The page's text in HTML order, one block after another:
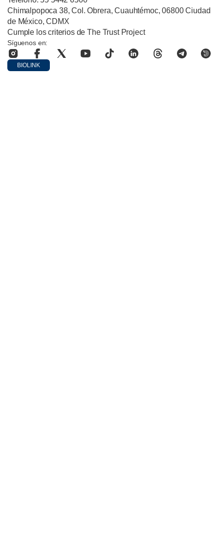
Chimalpopoca 38, Col. Obrera, Cuauhtémoc, 06800 Ciudad
de México, CDMX
Cumple los criterios de The Trust Project
Síguenos en:
BIOLINK